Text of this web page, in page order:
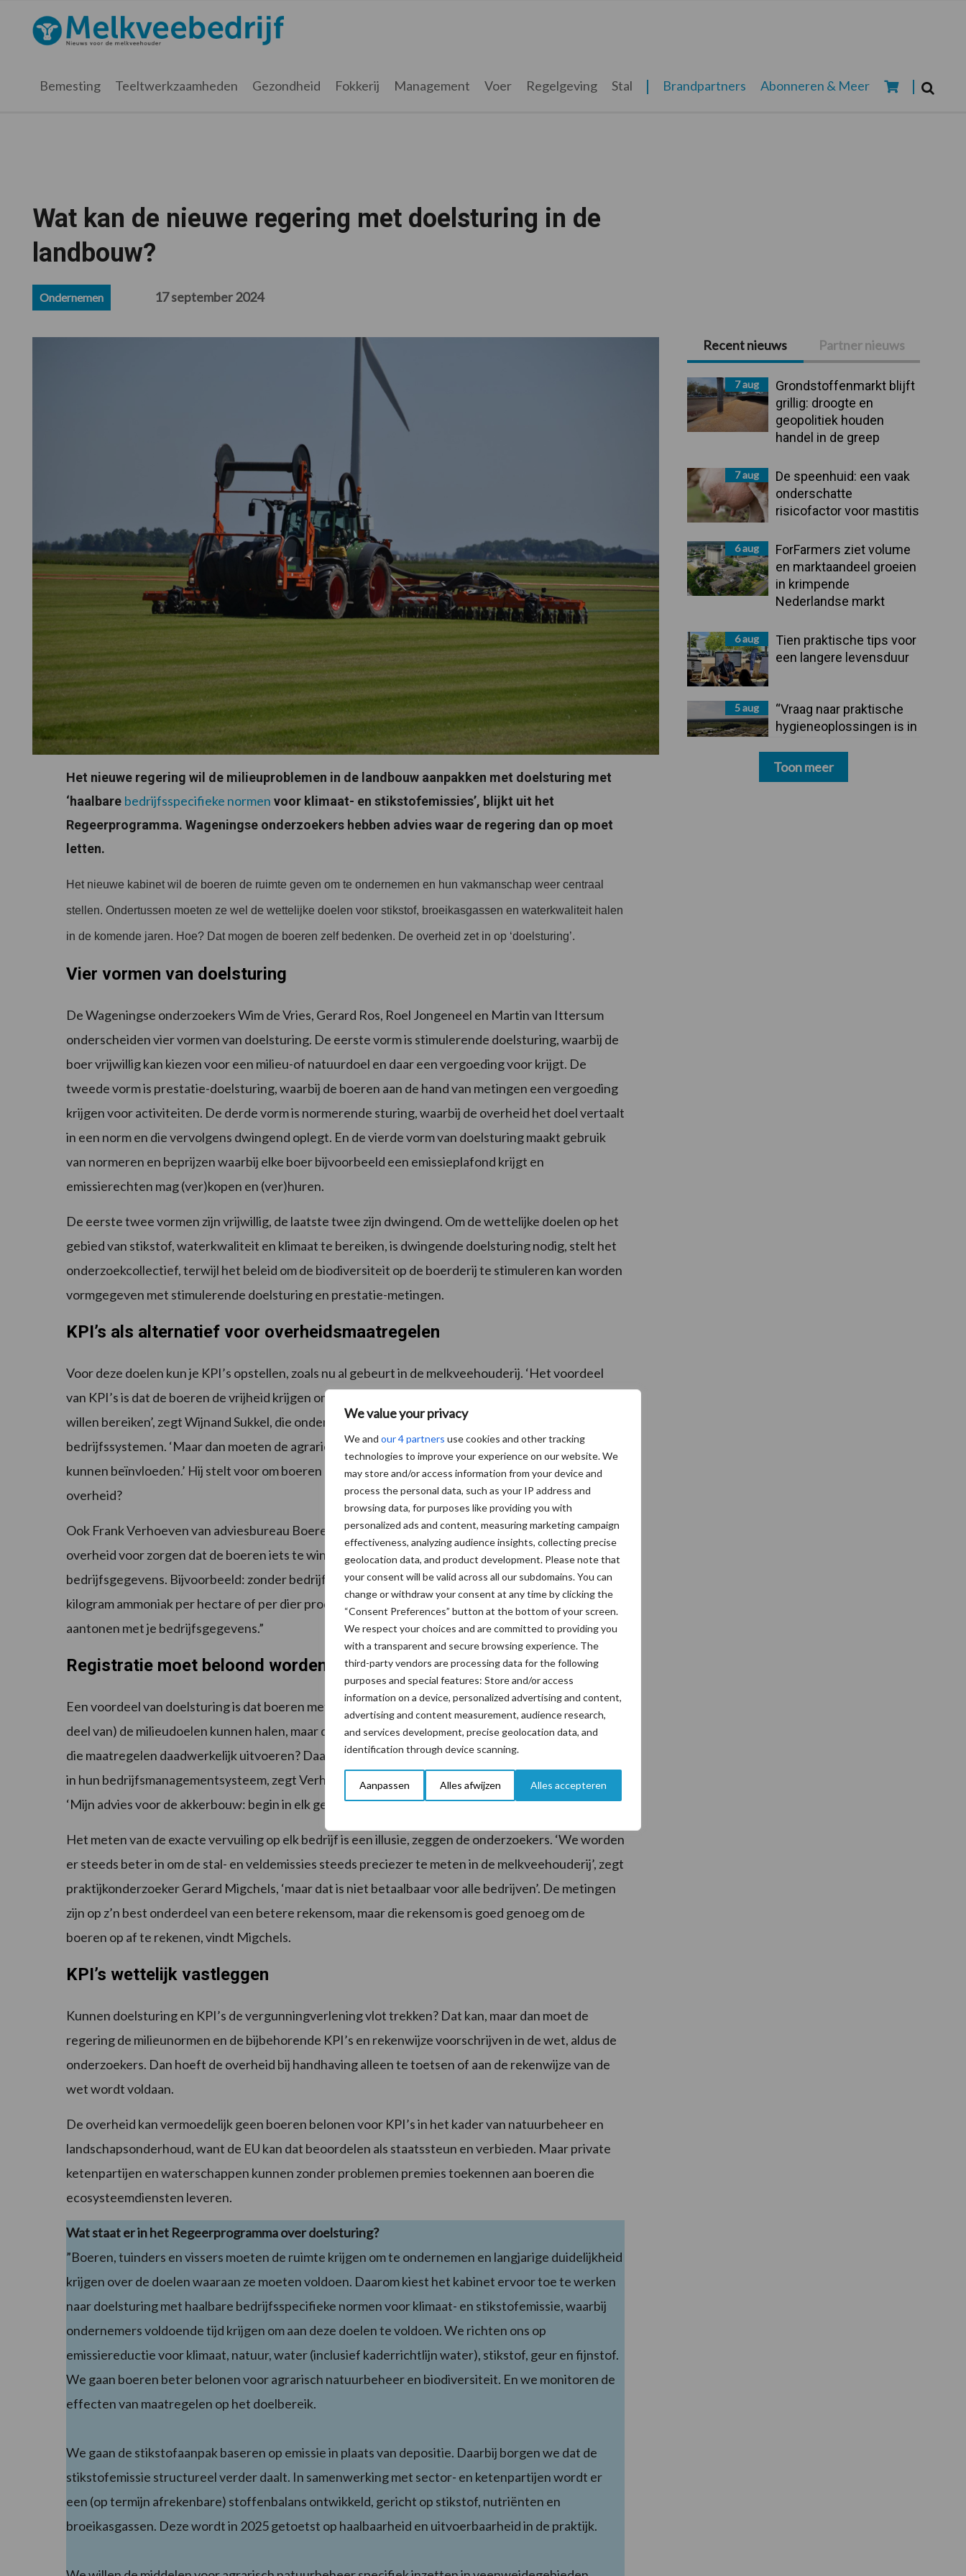
We value your privacy
We and our 4 partners use cookies and other tracking
technologies to improve your experience on our website. We
may store and/or access information from your device and
process the personal data, such as your IP address and
browsing data, for purposes like providing you with
personalized ads and content, measuring marketing campaign
effectiveness, analyzing audience insights, collecting precise
geolocation data, and product development. Please note that
your consent will be valid across all our subdomains. You can
change or withdraw your consent at any time by clicking the
“Consent Preferences” button at the bottom of your screen.
We respect your choices and are committed to providing you
with a transparent and secure browsing experience. The
third-party vendors are processing data for the following
purposes and special features: Store and/or access
information on a device, personalized advertising and content,
advertising and content measurement, audience research,
and services development, precise geolocation data, and
identification through device scanning.
Aanpassen Alles afwijzen Alles accepteren
hoofdnavigatie
hoofd
eerste
voettekst
Melkveebedrijf.nl
Bemesting Teeltwerkzaamheden Gezondheid Fokkerij Management Voer Regelgeving Stal Brandpartners Abonneren & Meer
Wat kan de nieuwe regering met doelsturing in de
landbouw?
Ondernemen 17 september 2024
Het nieuwe regering wil de milieuproblemen in de landbouw aanpakken met doelsturing met
‘haalbare bedrijfsspecifieke normen voor klimaat- en stikstofemissies’, blijkt uit het
Regeerprogramma. Wageningse onderzoekers hebben advies waar de regering dan op moet
letten.
Het nieuwe kabinet wil de boeren de ruimte geven om te ondernemen en hun vakmanschap weer centraal
stellen. Ondertussen moeten ze wel de wettelijke doelen voor stikstof, broeikasgassen en waterkwaliteit halen
in de komende jaren. Hoe? Dat mogen de boeren zelf bedenken. De overheid zet in op ‘doelsturing’.
Vier vormen van doelsturing
De Wageningse onderzoekers Wim de Vries, Gerard Ros, Roel Jongeneel en Martin van Ittersum
onderscheiden vier vormen van doelsturing. De eerste vorm is stimulerende doelsturing, waarbij de
boer vrijwillig kan kiezen voor een milieu-of natuurdoel en daar een vergoeding voor krijgt. De
tweede vorm is prestatie-doelsturing, waarbij de boeren aan de hand van metingen een vergoeding
krijgen voor activiteiten. De derde vorm is normerende sturing, waarbij de overheid het doel vertaalt
in een norm en die vervolgens dwingend oplegt. En de vierde vorm van doelsturing maakt gebruik
van normeren en beprijzen waarbij elke boer bijvoorbeeld een emissieplafond krijgt en
emissierechten mag (ver)kopen en (ver)huren.
De eerste twee vormen zijn vrijwillig, de laatste twee zijn dwingend. Om de wettelijke doelen op het
gebied van stikstof, waterkwaliteit en klimaat te bereiken, is dwingende doelsturing nodig, stelt het
onderzoekcollectief, terwijl het beleid om de biodiversiteit op de boerderij te stimuleren kan worden
vormgegeven met stimulerende doelsturing en prestatie-metingen.
KPI’s als alternatief voor overheidsmaatregelen
Voor deze doelen kun je KPI’s opstellen, zoals nu al gebeurt in de melkveehouderij. ‘Het voordeel
van KPI’s is dat de boeren de vrijheid krijgen om zelf te bepalen hoe ze het gevraagde resultaat
willen bereiken’, zegt Wijnand Sukkel, die onderzoek doet naar indicatoren voor duurzame
bedrijfssystemen. ‘Maar dan moeten de agrariërs dus leren hoe ze de emissies en biodiversiteit
kunnen beïnvloeden.’ Hij stelt voor om boeren de keuze te bieden: wil je KPI’s of maatregelen van de
overheid?
Ook Frank Verhoeven van adviesbureau Boerenverstand wil boeren de keuze bieden. “Je moet er als
overheid voor zorgen dat de boeren iets te winnen hebben met het doorgeven van
bedrijfsgegevens. Bijvoorbeeld: zonder bedrijfsgegevens gaan we er vanuit dat het bedrijf x
kilogram ammoniak per hectare of per dier produceert. Als je beter presteert, moet je dat als boer
aantonen met je bedrijfsgegevens.”
Registratie moet beloond worden
Een voordeel van doelsturing is dat boeren met managementmaatregelen en hun vakmanschap (een
deel van) de milieudoelen kunnen halen, maar de hamvraag daarbij is: hoe checken we dat de boeren
die maatregelen daadwerkelijk uitvoeren? Daarvoor moeten de boeren hun handelingen registreren
in hun bedrijfsmanagementsysteem, zegt Verhoeven. De melkveehouderij heeft al zo’n systeem.
‘Mijn advies voor de akkerbouw: begin in elk geval met het belonen van een sluitende registratie.’
Het meten van de exacte vervuiling op elk bedrijf is een illusie, zeggen de onderzoekers. ‘We worden
er steeds beter in om de stal- en veldemissies steeds preciezer te meten in de melkveehouderij’, zegt
praktijkonderzoeker Gerard Migchels, ‘maar dat is niet betaalbaar voor alle bedrijven’. De metingen
zijn op z’n best onderdeel van een betere rekensom, maar die rekensom is goed genoeg om de
boeren op af te rekenen, vindt Migchels.
KPI’s wettelijk vastleggen
Kunnen doelsturing en KPI’s de vergunningverlening vlot trekken? Dat kan, maar dan moet de
regering de milieunormen en de bijbehorende KPI’s en rekenwijze voorschrijven in de wet, aldus de
onderzoekers. Dan hoeft de overheid bij handhaving alleen te toetsen of aan de rekenwijze van de
wet wordt voldaan.
De overheid kan vermoedelijk geen boeren belonen voor KPI’s in het kader van natuurbeheer en
landschapsonderhoud, want de EU kan dat beoordelen als staatssteun en verbieden. Maar private
ketenpartijen en waterschappen kunnen zonder problemen premies toekennen aan boeren die
ecosysteemdiensten leveren.
Wat staat er in het Regeerprogramma over doelsturing?
”Boeren, tuinders en vissers moeten de ruimte krijgen om te ondernemen en langjarige duidelijkheid
krijgen over de doelen waaraan ze moeten voldoen. Daarom kiest het kabinet ervoor toe te werken
naar doelsturing met haalbare bedrijfsspecifieke normen voor klimaat- en stikstofemissie, waarbij
ondernemers voldoende tijd krijgen om aan deze doelen te voldoen. We richten ons op
emissiereductie voor klimaat, natuur, water (inclusief kaderrichtlijn water), stikstof, geur en fijnstof.
We gaan boeren beter belonen voor agrarisch natuurbeheer en biodiversiteit. En we monitoren de
effecten van maatregelen op het doelbereik.
We gaan de stikstofaanpak baseren op emissie in plaats van depositie. Daarbij borgen we dat de
stikstofemissie structureel verder daalt. In samenwerking met sector- en ketenpartijen wordt er
een (op termijn afrekenbare) stoffenbalans ontwikkeld, gericht op stikstof, nutriënten en
broeikasgassen. Deze wordt in 2025 getoetst op haalbaarheid en uitvoerbaarheid in de praktijk.
Primaire
Sidebar
Recent nieuws Partner nieuws
7 aug
Grondstoffenmarkt blijft
grillig: droogte en
geopolitiek houden
handel in de greep
7 aug
De speenhuid: een vaak
onderschatte
risicofactor voor mastitis
6 aug
ForFarmers ziet volume
en marktaandeel groeien
in krimpende
Nederlandse markt
6 aug
Tien praktische tips voor
een langere levensduur
5 aug
“Vraag naar praktische
hygieneoplossingen is in
Toon meer